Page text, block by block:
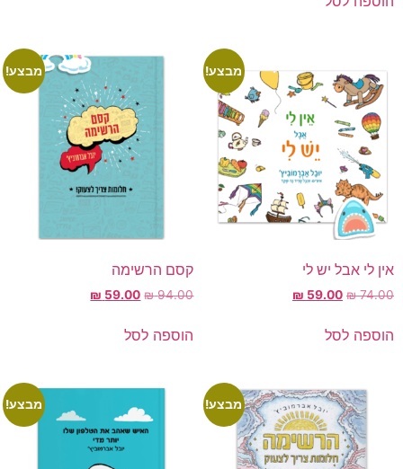
מבצע!
אין לי אבל יש לי
74.00
₪
59.00
₪
הוספה לסל
מבצע!
קסם הרשימה
94.00
₪
59.00
₪
הוספה לסל
מבצע! מבצע!